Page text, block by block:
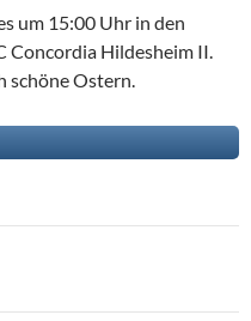
um 15:00 Uhr in den
Concordia Hildesheim II.
schöne Ostern.